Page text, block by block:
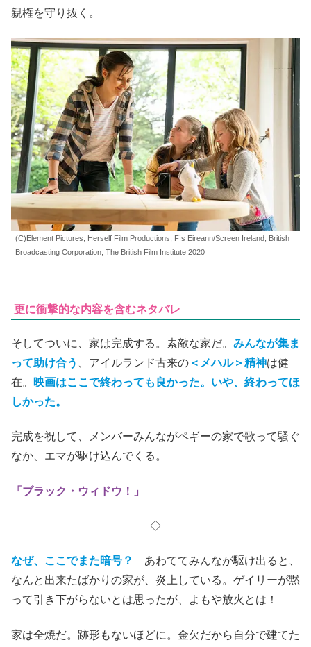
親権を守り抜く。
(C)Element Pictures, Herself Film Productions, Fís Eireann/Screen Ireland, British
Broadcasting Corporation, The British Film Institute 2020
更に衝撃的な内容を含むネタバレ
そしてついに、家は完成する。素敵な家だ。 みんなが集ま
って助け合う
、アイルランド古来の ＜メハル＞精神は健
在。
映画はここで終わっても良かった。いや、終わってほ
しかった。
完成を祝して、メンバーみんながペギーの家で歌って騒ぐ
なか、エマが駆け込んでくる。
「ブラック・ウィドウ！」
◇
なぜ、ここでまた暗号？ あわててみんなが駆け出ると、
なんと出来たばかりの家が、炎上している。ゲイリーが黙
って引き下がらないとは思ったが、よもや放火とは！
家は全焼だ。跡形もないほどに。金欠だから自分で建てた